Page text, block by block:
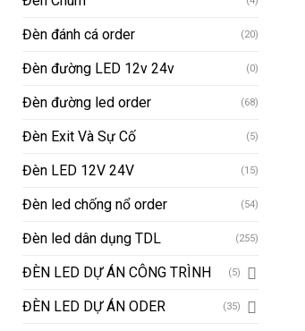
Đèn đánh cá order (20)
Đèn đường LED 12v 24v (0)
Đèn đường led order (68)
Đèn Exit Và Sự Cố (5)
Đèn LED 12V 24V (15)
Đèn led chống nổ order (54)
Đèn led dân dụng TDL (255)
ĐÈN LED DỰ ÁN CÔNG TRÌNH (5)
ĐÈN LED DỰ ÁN ODER (35)